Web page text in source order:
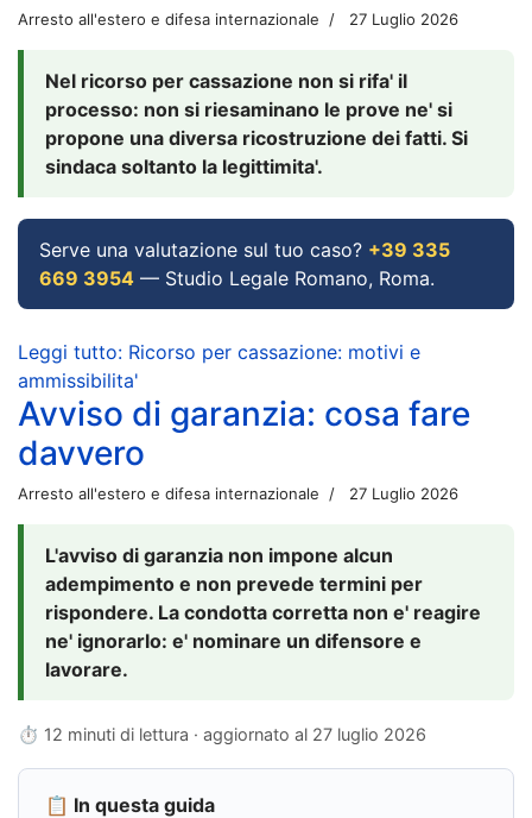
Arresto all'estero e difesa internazionale 27 Luglio 2026
Nel ricorso per cassazione non si rifa' il
processo: non si riesaminano le prove ne' si
propone una diversa ricostruzione dei fatti. Si
sindaca soltanto la legittimita'.
Serve una valutazione sul tuo caso? +39 335
669 3954 — Studio Legale Romano, Roma.
Leggi tutto: Ricorso per cassazione: motivi e
ammissibilita'
Avviso di garanzia: cosa fare
davvero
Arresto all'estero e difesa internazionale 27 Luglio 2026
L'avviso di garanzia non impone alcun
adempimento e non prevede termini per
rispondere. La condotta corretta non e' reagire
ne' ignorarlo: e' nominare un difensore e
lavorare.
⏱ 12 minuti di lettura · aggiornato al 27 luglio 2026
📋 In questa guida